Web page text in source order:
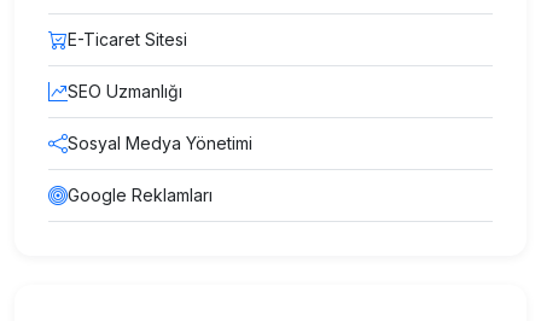
E-Ticaret Sitesi
SEO Uzmanlığı
Sosyal Medya Yönetimi
Google Reklamları